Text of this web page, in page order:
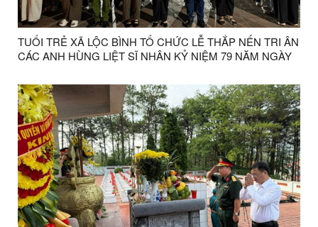
TUỔI TRẺ XÃ LỘC BÌNH TỔ CHỨC LỄ THẮP NẾN TRI ÂN
CÁC ANH HÙNG LIỆT SĨ NHÂN KỶ NIỆM 79 NĂM NGÀY